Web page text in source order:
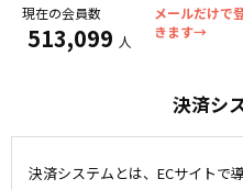
現在の会員数
513,099 人
メールだけで
きます→
決済シ
決済システムとは、ECサイトで